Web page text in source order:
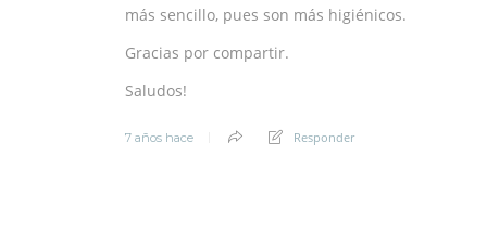
más sencillo, pues son más higiénicos.
Gracias por compartir.
Saludos!
7 años hace Responder